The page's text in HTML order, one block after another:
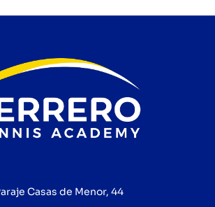
Casas de Menor, 44